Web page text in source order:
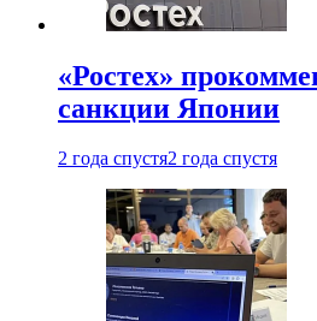
«Ростех»
санкции Японии
2 года спустя2 года спустя